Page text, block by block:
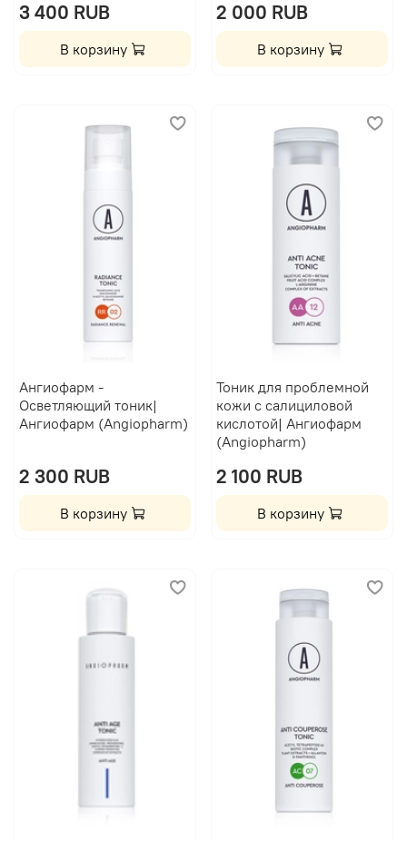
3 400 RUB
В корзину
2 000 RUB
В корзину
Ангиофарм -
Осветляющий тоник|
Ангиофарм (Angiopharm)
2 300 RUB
В корзину
Тоник для проблемной
кожи с салициловой
кислотой| Ангиофарм
(Angiopharm)
2 100 RUB
В корзину